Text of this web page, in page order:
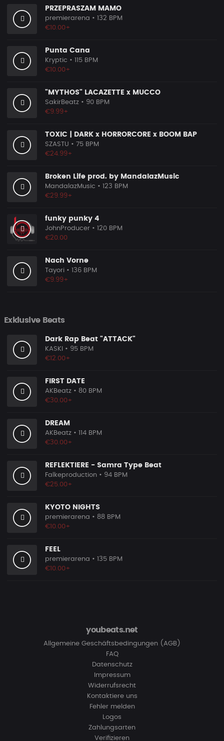
PRZEPRASZAM MAMO
premierarena • 132 BPM
€10.00+
Punta Cana
Kryptic • 115 BPM
€10.00+
"MYTHOS" LACAZETTE x MUCCO
SakirBeatz • 90 BPM
€9.99+
TOXIC | DARK x HORRORCORE x BOOM BAP
SZASTU • 75 BPM
€24.99+
Broken Life prod. by MandalazMusic
MandalazMusic • 123 BPM
€29.99+
funky punky 4
JohnProducer • 120 BPM
€20.00
Nach Vorne
Tayori • 136 BPM
€9.99+
Exklusive Beats
Dark Rap Beat "ATTACK"
KASKI
• 95 BPM
€12.00+
FIRST DATE
AKBeatz • 80 BPM
€30.00+
DREAM
AKBeatz • 114 BPM
€30.00+
REFLEKTIERE - Samra Type Beat
Falkeproduction • 94 BPM
€25.00+
KYOTO NIGHTS
premierarena • 88 BPM
€10.00+
FEEL
premierarena • 135 BPM
€10.00+
youbeats.net
Allgemeine Geschäftsbedingungen (AGB)
FAQ
Datenschutz
Impressum
Widerrufsrecht
Kontaktiere uns
Fehler melden
Logos
Zahlungsarten
Verifizieren